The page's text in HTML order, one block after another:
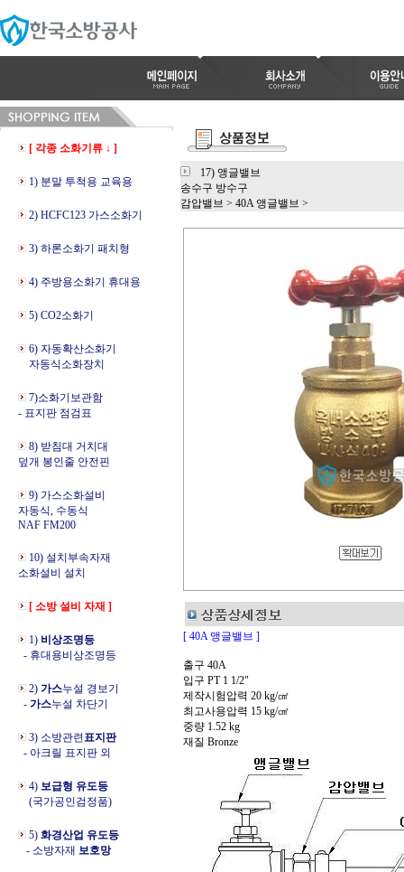
[ 각종 소화기류 ↓ ]
1) 분말 투척용 교육용
2) HCFC123 가스소화기
3) 하론소화기 패치형
4) 주방용소화기 휴대용
5) CO2소화기
6) 자동확산소화기
자동식소화장치
7)소화기보관함
- 표지판 점검표
8) 받침대 거치대
덮개 봉인줄 안전핀
9) 가스소화설비
자동식, 수동식
NAF FM200
10) 설치부속자재
소화설비 설치
[ 소방 설비 자재 ]
1) 비상조명등
- 휴대용비상조명등
2) 가스누설 경보기
- 가스누설 차단기
3) 소방관련 표지판
- 아크릴 표지판 외
4) 보급형 유도등
(국가공인검정품)
5) 화경산업 유도등
- 소방자재 보호망
17) 앵글밸브
송수구 방수구
감압밸브 > 40A 앵글밸브 >
[ 40A 앵글밸브 ]
출구 40A
입구 PT 1 1/2"
제작시험압력 20 kg/㎠
최고사용압력 15 kg/㎠
중량 1.52 kg
재질 Bronze